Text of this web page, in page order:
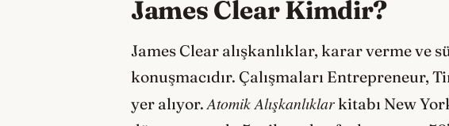
James Clear Kimdir?
James Clear alışkanlıklar, karar verme ve
konuşmacıdır. Çalışmaları Entrepreneur,
yer alıyor. Atomik Alışkanlıklar kitabı New